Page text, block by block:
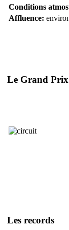
Conditions
Affluence:
Le Grand Prix
Les records